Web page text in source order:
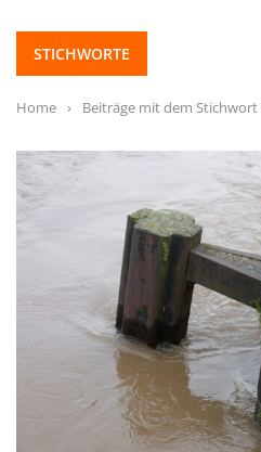
STICHWORTE
Home › Beiträge mit dem